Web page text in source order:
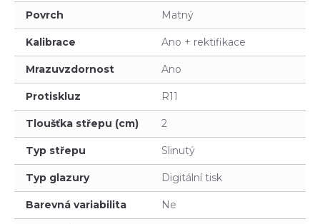
Povrch Matný
Kalibrace Ano + rektifikace
Mrazuvzdornost Ano
Protiskluz R11
Tloušťka střepu (cm) 2
Typ střepu Slinutý
Typ glazury Digitální tisk
Barevná variabilita Ne